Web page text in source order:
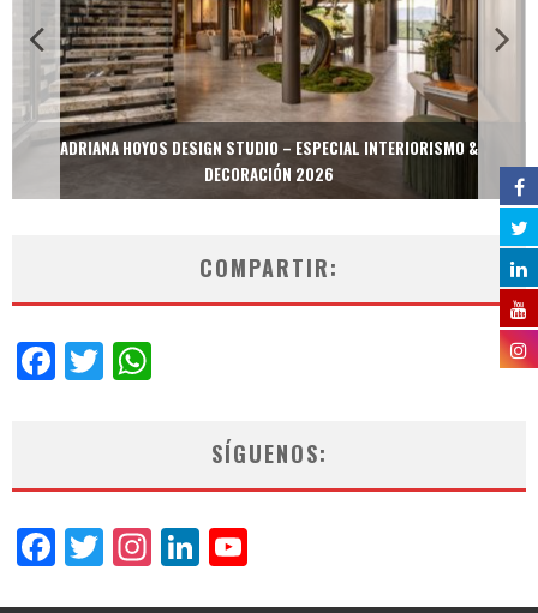
ADRIANA HOYOS DESIGN STUDIO – ESPECIAL INTERIORISMO &
DECORACIÓN 2026
COMPARTIR:
Facebook
Twitter
SÍGUENOS:
Facebook
Twitter
Instagram
LinkedIn